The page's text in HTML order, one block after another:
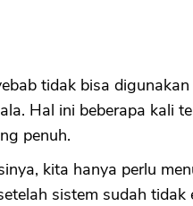
tidak bisa
Hal ini beberapa kali
penuh.
kita hanya perlu
sistem sudah tidak